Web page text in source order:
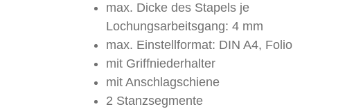
max. Dicke des Stapels je
Lochungsarbeitsgang: 4 mm
max. Einstellformat: DIN A4, Folio
mit Griffniederhalter
mit Anschlagschiene
2 Stanzsegmente